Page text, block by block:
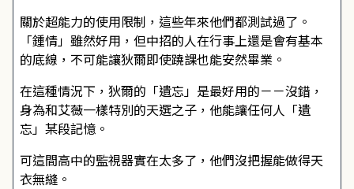
關於超能力的使用限制，這些年來他們都測試過了。
「鍾情」雖然好用，但中招的人在行事上還是會有基本
的底線，不可能讓狄爾即使蹺課也能安然畢業。
在這種情況下，狄爾的「遺忘」是最好用的－－沒錯，
身為和艾薇一樣特別的天選之子，他能讓任何人「遺
忘」某段記憶。
可這間高中的監視器實在太多了，他們沒把握能做得天
衣無縫。